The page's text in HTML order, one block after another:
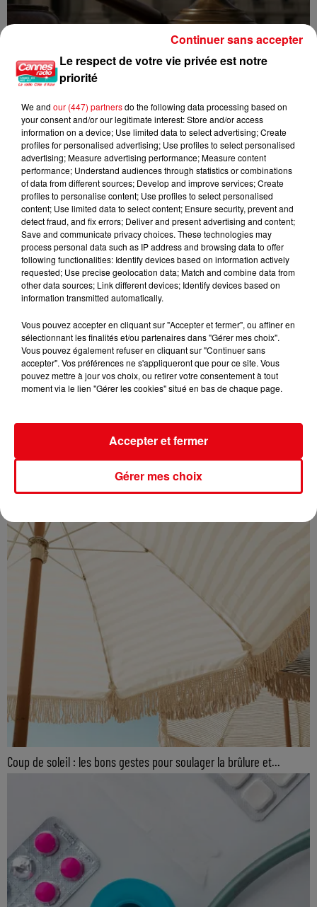
Incendie au Mont-Boron : deux jeunes condamnés à six mois de
prison...
Éclipse solaire du 12 août : où l’observer entre Cannes et Nice et...
Coup de soleil : les bons gestes pour soulager la brûlure et...
Le respect de votre vie privée est notre
priorité
We and our (447) partnersdo the following data processing based on
your consent and/or our legitimate interest: Store and/or access
information on a device; Use limited data to select advertising; Create
profiles for personalised advertising; Use profiles to select personalised
advertising; Measure advertising performance; Measure content
performance; Understand audiences through statistics or combinations
of data from different sources; Develop and improve services; Create
profiles to personalise content; Use profiles to select personalised
content; Use limited data to select content; Ensure security, prevent and
detect fraud, and fix errors; Deliver and present advertising and content;
Save and communicate privacy choices. These technologies may
process personal data such as IP address and browsing data to offer
following functionalities: Identify devices based on information actively
requested; Use precise geolocation data; Match and combine data from
other data sources; Link different devices; Identify devices based on
information transmitted automatically.
Vous pouvez accepter en cliquant sur "Accepter et fermer", ou affiner en
sélectionnant les finalités et/ou partenaires dans "Gérer mes choix".
Vous pouvez également refuser en cliquant sur "Continuer sans
accepter". Vos préférences ne s'appliqueront que pour ce site. Vous
pouvez mettre à jour vos choix, ou retirer votre consentement à tout
moment via le lien "Gérer les cookies" situé en bas de chaque page.
Gérer mes choix
Accepter et fermer
Continuer sans accepter